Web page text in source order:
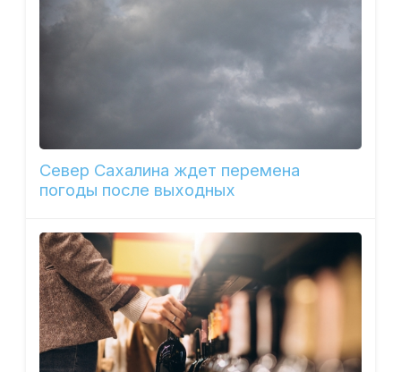
Север Сахалина ждет перемена
погоды после выходных